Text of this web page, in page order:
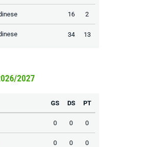
16 2
34 13
2027
GS DS PT
0 0 0
0 0 0